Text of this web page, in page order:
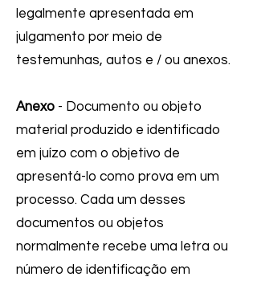
legalmente apresentada em
julgamento por meio de
testemunhas, autos e / ou anexos.
Anexo - Documento ou objeto
material produzido e identificado
em juízo com o objetivo de
apresentá-lo como prova em um
processo. Cada um desses
documentos ou objetos
normalmente recebe uma letra ou
número de identificação em